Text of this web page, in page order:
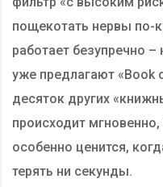
пощекотать нервы по-
работает безупречно –
уже предлагают «Book
десяток других
происходит
особенно ценится,
терять ни секунды.